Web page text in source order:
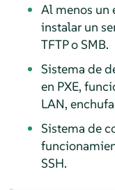
Al menos un
instalar un
TFTP o SMB.
Sistema de
en PXE,
LAN,
Sistema de
SSH.